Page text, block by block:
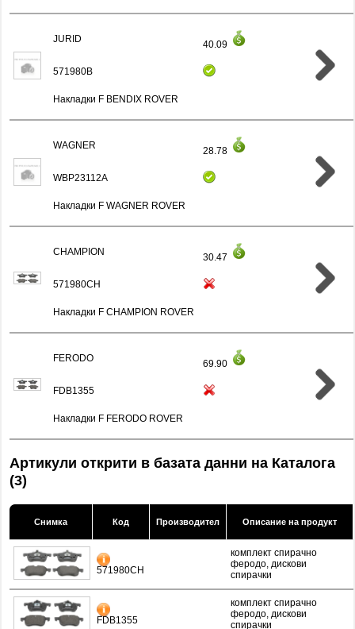
JURID 40.09
571980B
Накладки F BENDIX ROVER
WAGNER 28.78
WBP23112A
Накладки F WAGNER ROVER
CHAMPION 30.47
571980CH
Накладки F CHAMPION ROVER
FERODO 69.90
FDB1355
Накладки F FERODO ROVER
Артикули открити в базата данни на Каталога
(3)
Снимка Код Производител Описание на продукт
571980CH
комплект спирачно
феродо, дискови
спирачки
FDB1355
комплект спирачно
феродо, дискови
спирачки